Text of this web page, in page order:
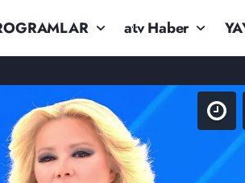
atv Haber